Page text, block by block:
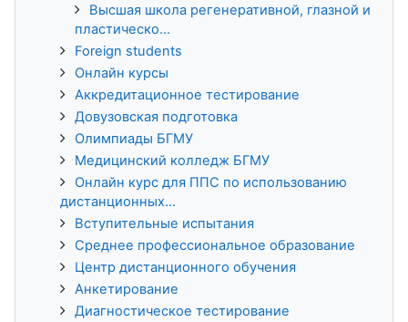
Высшая школа регенеративной, глазной и
пластическо...
Foreign students
Онлайн курсы
Аккредитационное тестирование
Довузовская подготовка
Олимпиады БГМУ
Медицинский колледж БГМУ
Онлайн курс для ППС по использованию
дистанционных...
Вступительные испытания
Среднее профессиональное образование
Центр дистанционного обучения
Анкетирование
Диагностическое тестирование